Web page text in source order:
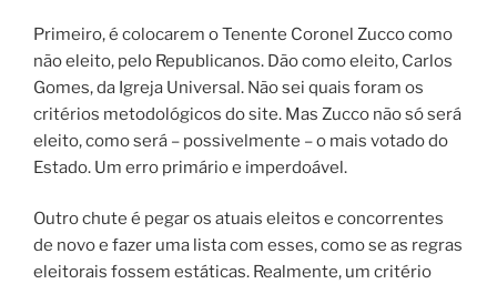
Primeiro, é colocarem o Tenente Coronel Zucco como
não eleito, pelo Republicanos. Dão como eleito, Carlos
Gomes, da Igreja Universal. Não sei quais foram os
critérios metodológicos do site. Mas Zucco não só será
eleito, como será – possivelmente – o mais votado do
Estado. Um erro primário e imperdoável.
Outro chute é pegar os atuais eleitos e concorrentes
de novo e fazer uma lista com esses, como se as regras
eleitorais fossem estáticas. Realmente, um critério